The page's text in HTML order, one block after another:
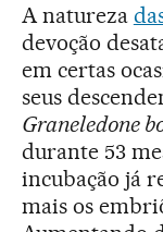
A natureza
devoção
em certas
seus
Graneledone
durante 53
incubação já
mais os